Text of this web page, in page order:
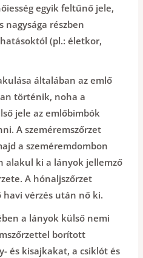
egyik feltűnő jele,
nagysága részben
(pl.: életkor,
általában az emlő
történik, noha a
jele az emlőbimbók
A szeméremszőrzet
a szeméremdombon
alakul ki a lányok jellemző
A hónaljszőrzet
havi vérzés után nő ki.
a lányok külső nemi
borított
és kisajkakat, a csiklót és